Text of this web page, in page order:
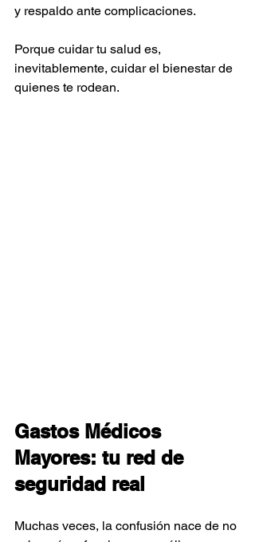
y respaldo ante complicaciones.
Porque cuidar tu salud es,
inevitablemente, cuidar el bienestar de
quienes te rodean.
Gastos Médicos
Mayores: tu red de
seguridad real
Muchas veces, la confusión nace de no